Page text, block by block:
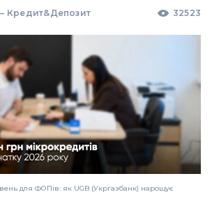
Кредит&Депозит 32523
для ФОПів: як UGB (Укргазбанк) нарощує